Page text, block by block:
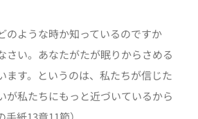
のような時か知っているのですか
さい。あなたがたが眠りからさめる
ます。というのは、私たちが信じた
が私たちにもっと近づいているから